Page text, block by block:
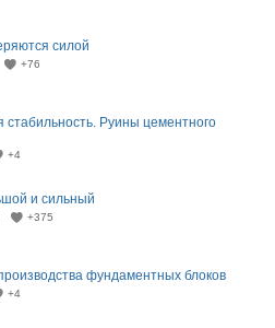
силой
+76
Руины цементного
+4
и сильный
+375
фундаментных блоков
+4